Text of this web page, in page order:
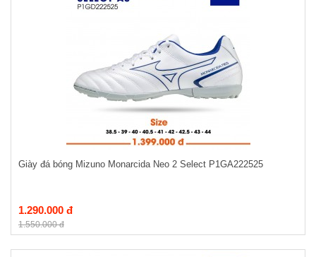
Giày đá bóng Mizuno Monarcida Neo 2 Select P1GA222525
1.290.000 đ
1.550.000 đ